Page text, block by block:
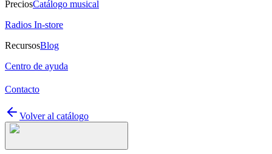
PreciosCatálogo musical
Radios In-store
RecursosBlog
Centro de ayuda
Contacto
Volver al catálogo